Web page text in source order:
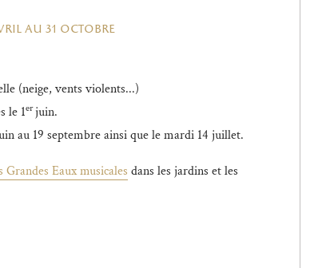
au 31 octobre
(neige, vents violents...)
le 1erjuin.
au 19 septembre ainsi que le mardi 14 juillet.
Grandes Eaux musicales dans les jardins et les